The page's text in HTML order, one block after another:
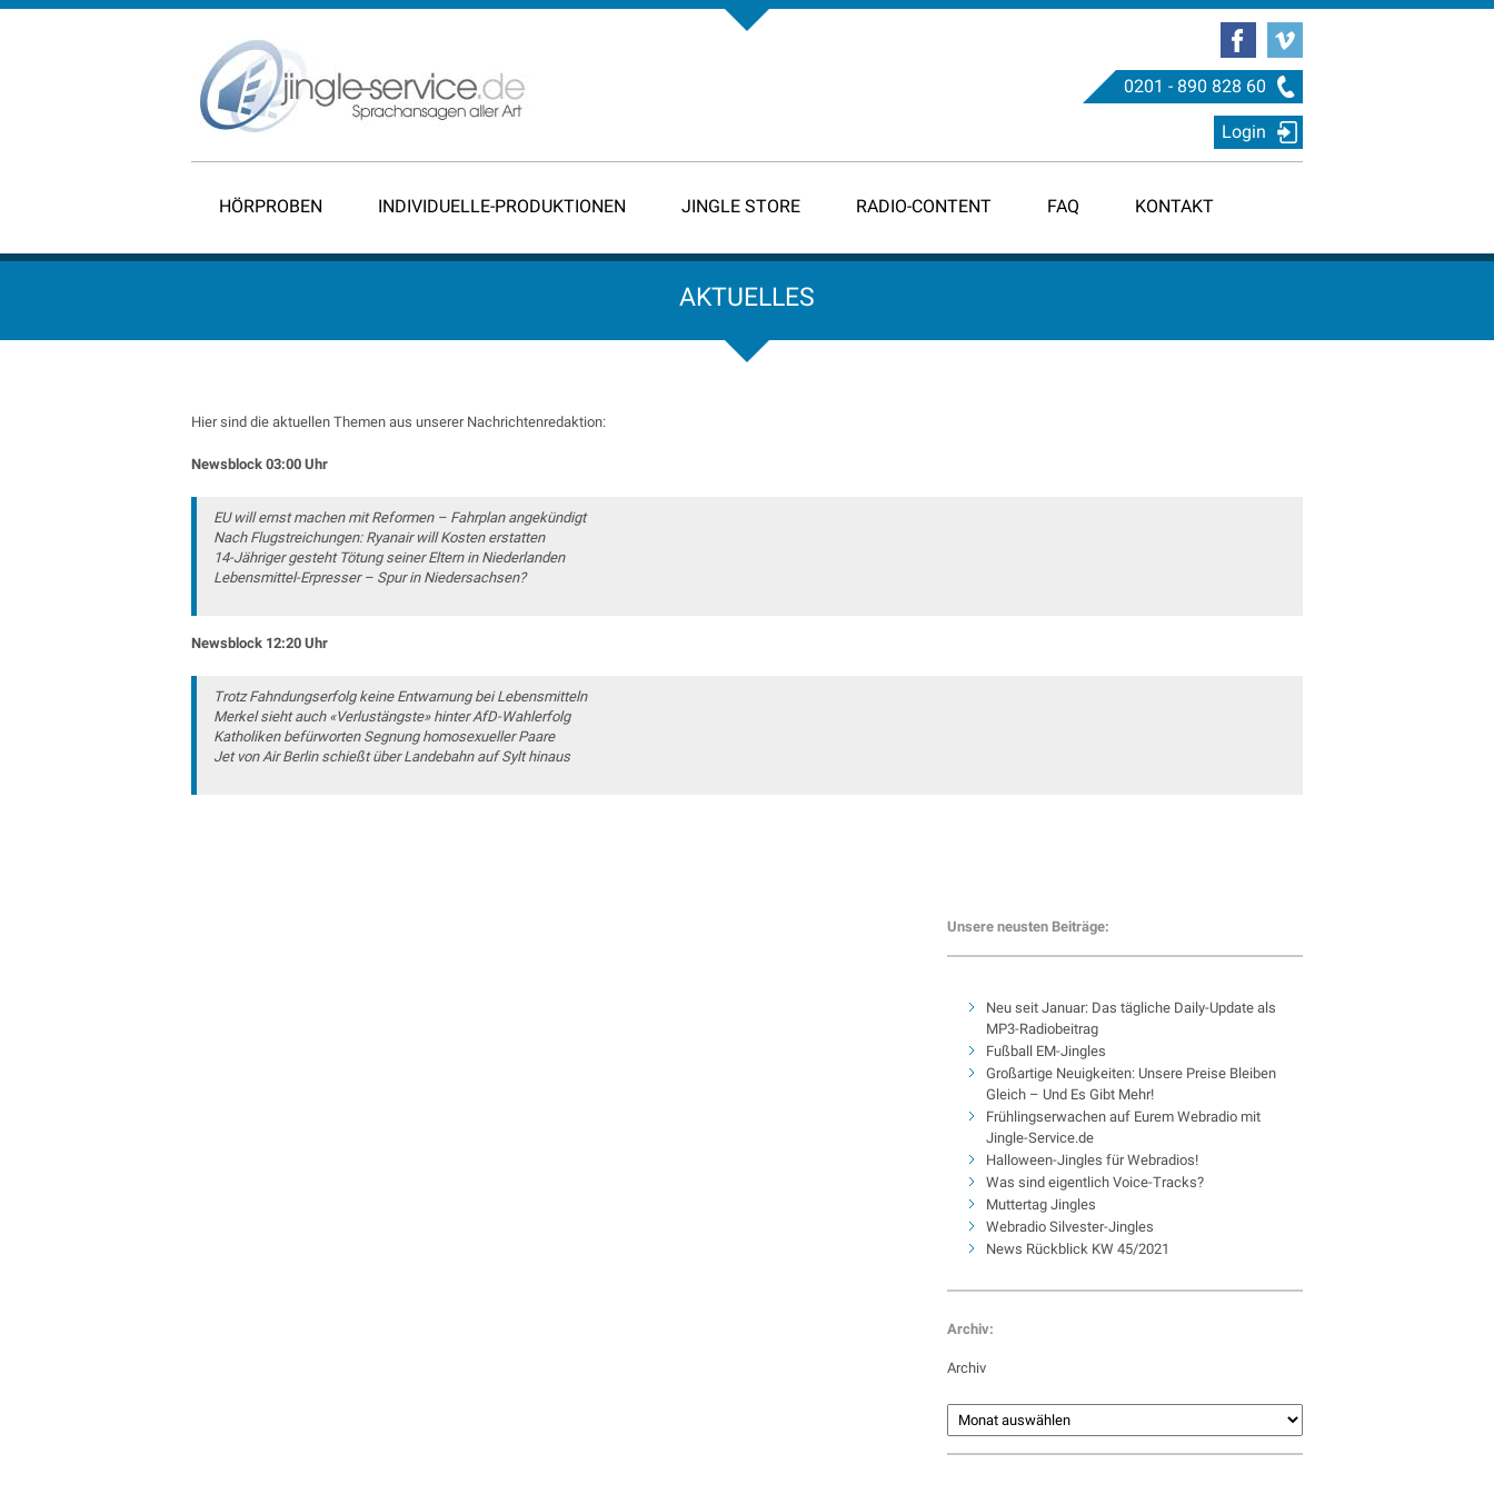
0201 - 890 828 60
Login
HÖRPROBEN INDIVIDUELLE-PRODUKTIONEN JINGLE STORE RADIO-CONTENT FAQ KONTAKT
AKTUELLES
Hier sind die aktuellen Themen aus unserer Nachrichtenredaktion:
Newsblock 03:00 Uhr
EU will ernst machen mit Reformen – Fahrplan angekündigt
Nach Flugstreichungen: Ryanair will Kosten erstatten
14-Jähriger gesteht Tötung seiner Eltern in Niederlanden
Lebensmittel-Erpresser – Spur in Niedersachsen?
Newsblock 12:20 Uhr
Trotz Fahndungserfolg keine Entwarnung bei Lebensmitteln
Merkel sieht auch «Verlustängste» hinter AfD-Wahlerfolg
Katholiken befürworten Segnung homosexueller Paare
Jet von Air Berlin schießt über Landebahn auf Sylt hinaus
Unsere neusten Beiträge:
Neu seit Januar: Das tägliche Daily-Update als
MP3-Radiobeitrag
Fußball EM-Jingles
Großartige Neuigkeiten: Unsere Preise Bleiben
Gleich – Und Es Gibt Mehr!
Frühlingserwachen auf Eurem Webradio mit
Jingle-Service.de
Halloween-Jingles für Webradios!
Was sind eigentlich Voice-Tracks?
Muttertag Jingles
Webradio Silvester-Jingles
News Rückblick KW 45/2021
Archiv:
Archiv